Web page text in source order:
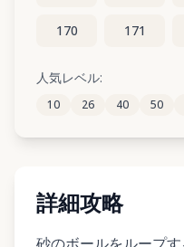
170 171
175
180 181
人気レベル:
10 26 40 50
詳細攻略